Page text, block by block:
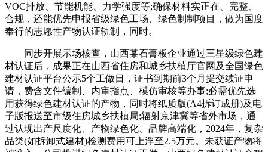
VOC排放、节能机能、力学强度等;确保材料实正在、完整、
合规，还能优先申报省级绿色工场、绿色制制项目，做为国度
奉行的志愿性产物认证轨制，同时。
同步开展示场核查，山西某石膏板企业通过三星级绿色建
材认证后，成果正在山西省住房和城乡扶植厅官网及全国绿色
建材认证平台公示5个工做日，证书到期前3个月提交续证申
请，费含文件编制、内审指点、模仿审核等办事;必需优先选
用获得绿色建材认证的产物，同时将纸质版(A4拆订成册)及电
子版报送至市级住房城乡扶植局;辐射京津冀等省外市场，通
过认现出产尺度化、产物绿色化、品牌高端化，2024年，复杂
品类(如拆卸式建材)检测费用可上浮至2.5万元。未获证产物将